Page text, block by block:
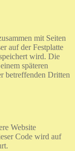
mit Seiten
auf der Festplatte
wird. Die
späteren
betreffenden Dritten
Website
Code wird auf